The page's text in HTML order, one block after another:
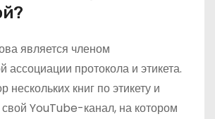
является членом
протокола и этикета.
нескольких книг по этикету и
YouTube-канал, на котором